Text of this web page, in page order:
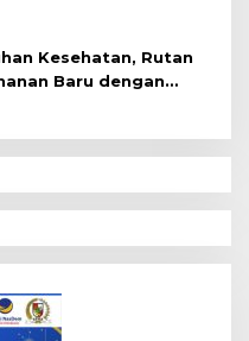
Ayam Petelur
Kesehatan, Rutan
Baru dengan
Narkoba